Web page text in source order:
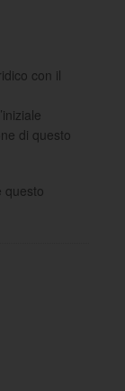
con il
di questo
questo